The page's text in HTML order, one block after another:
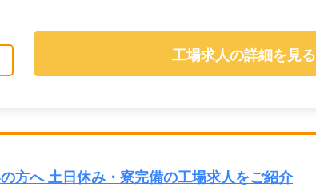
工場求人の詳細を見る
方へ 土日休み・寮完備の工場求人をご紹介